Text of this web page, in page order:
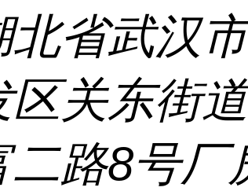
北省武汉
关东街
二路8号厂